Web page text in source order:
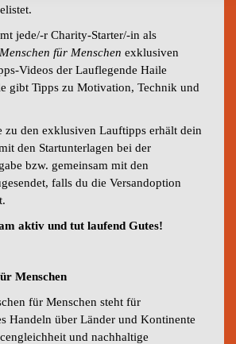
jede/-r Charity-Starter/-in als
Menschen für Menschen exklusiven
Videos der Lauflegende Haile
gibt Tipps zu Motivation, Technik und
zu den exklusiven Lauftipps erhält dein
den Startunterlagen bei der
bzw. gemeinsam mit den
falls du die Versandoption
aktiv und tut laufend Gutes!
Menschen
für Menschen steht für
Handeln über Länder und Kontinente
und nachhaltige